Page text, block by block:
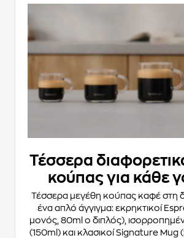
Τέσσερα
κούπας για κάθε
Τέσσερα μεγέθη κούπας καφέ στη
ένα απλό άγγιγμα: εκρηκτικοί
μονός, 80ml ο διπλός),
(150ml) και κλασικοί Signature